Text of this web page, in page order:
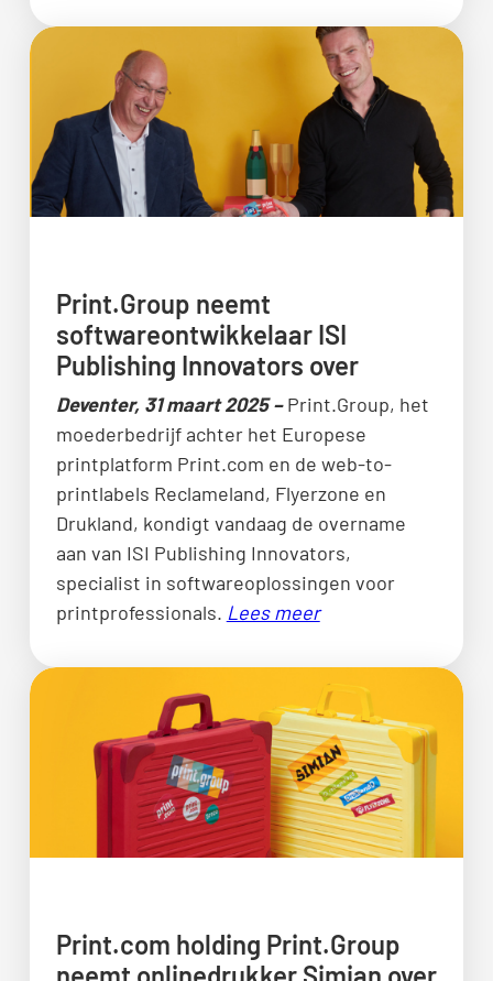
Print.Group neemt
softwareontwikkelaar ISI
Publishing Innovators over
Deventer, 31 maart 2025–Print.Group, het
moederbedrijf achter het Europese
printplatform Print.com en de web-to-
printlabels Reclameland, Flyerzone en
Drukland, kondigt vandaag de overname
aan van ISI Publishing Innovators,
specialist in softwareoplossingen voor
printprofessionals. Lees meer
Print.com holding Print.Group
neemt onlinedrukker Simian over